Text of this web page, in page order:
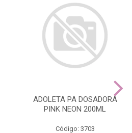
ADOLETA PA DOSADORA
PINK NEON 200ML
Código: 3703